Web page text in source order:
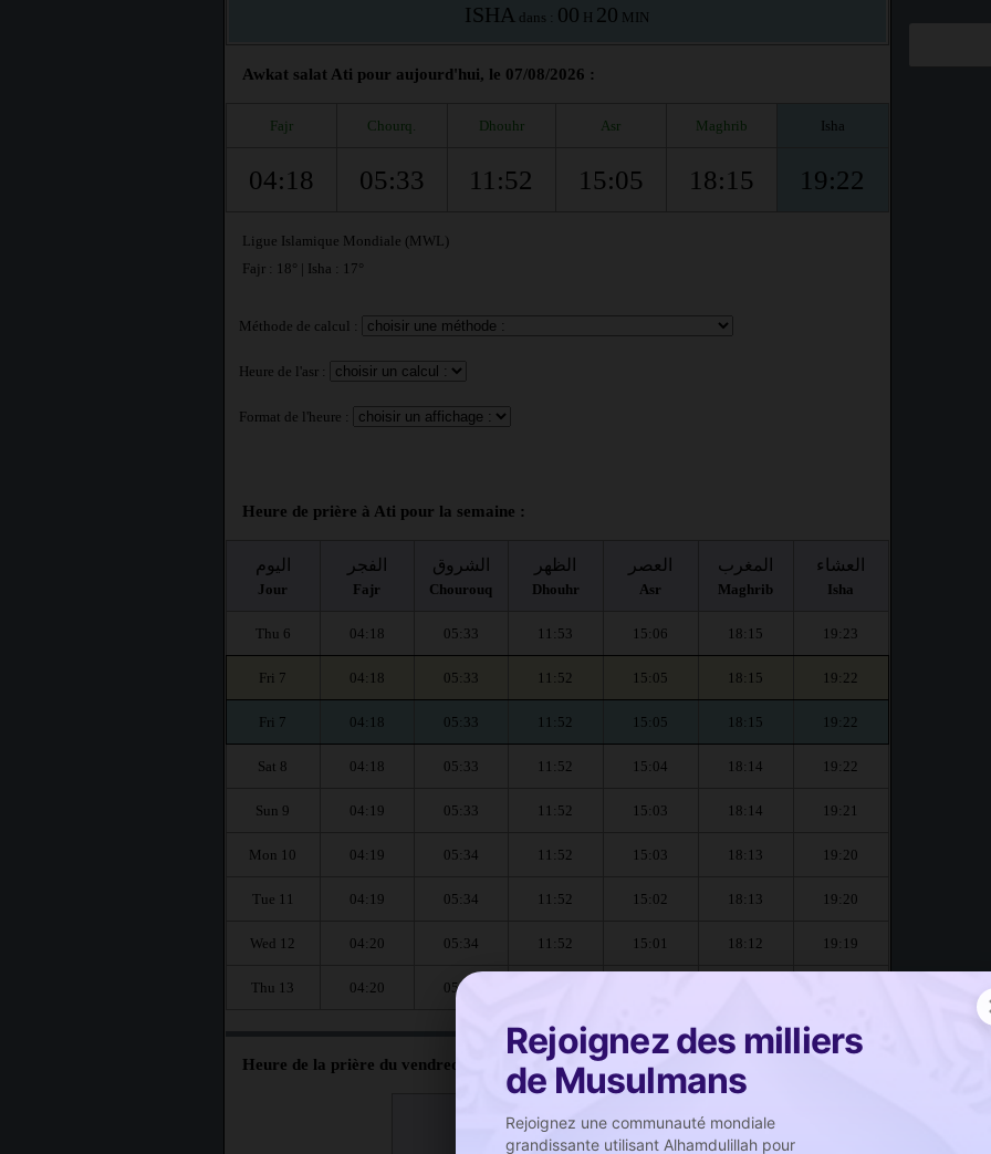
Rejoignez des milliers
de Musulmans
Rejoignez une communauté mondiale
grandissante utilisant Alhamdulillah pour
ISHA dans : 00 H 20 MIN
Awkat salat Ati pour aujourd'hui, le 07/08/2026 :
Fajr Chourq. Dhouhr Asr Maghrib Isha
04:18 05:33 11:52 15:05 18:15 19:22
Ligue Islamique Mondiale (MWL)
Fajr : 18° | Isha : 17°
Méthode de calcul :
Heure de l'asr :
Format de l'heure :
Heure de prière à Ati pour la semaine :
اليوم
Jour
الفجر
Fajr
الشروق
Chourouq
الظهر
Dhouhr
العصر
Asr
المغرب
Maghrib
العشاء
Isha
Thu 6 04:18 05:33 11:53 15:06 18:15 19:23
Fri 7 04:18 05:33 11:52 15:05 18:15 19:22
Fri 7 04:18 05:33 11:52 15:05 18:15 19:22
Sat 8 04:18 05:33 11:52 15:04 18:14 19:22
Sun 9 04:19 05:33 11:52 15:03 18:14 19:21
Mon 10 04:19 05:34 11:52 15:03 18:13 19:20
Tue 11 04:19 05:34 11:52 15:02 18:13 19:20
Wed 12 04:20 05:34 11:52 15:01 18:12 19:19
Thu 13 04:20 05:34
Heure de la prière du vendredi à Ati :
صلاة الجمعة
Prière du vendredi